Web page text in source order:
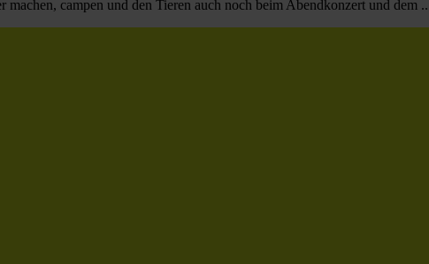
campen und den Tieren auch noch beim Abendkonzert und dem